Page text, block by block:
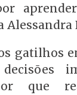
gatilhos
que